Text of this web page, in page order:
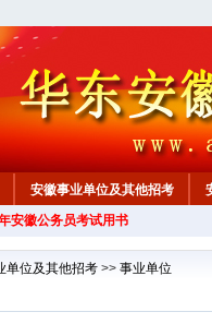
安徽事业单位及其他招考
心
安徽公务员考试用书
单位及其他招考 >> 事业单位